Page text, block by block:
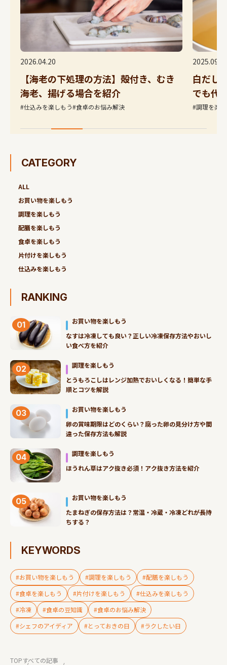
2026.04.20
【海老の下処理の方法】殻付き、むき
海老、揚げる場合を紹介
#仕込みを楽しもう#食卓のお悩み解決
2025.09.22
白だし
でも代
#調理を楽し
CATEGORY
ALL
お買い物を楽しもう
調理を楽しもう
配膳を楽しもう
食卓を楽しもう
片付けを楽しもう
仕込みを楽しもう
RANKING
01
お買い物を楽しもう
なすは冷凍しても良い？正しい冷凍保存方法やおいし
い食べ方を紹介
02
調理を楽しもう
とうもろこしはレンジ加熱でおいしくなる！簡単な手
順とコツを解説
03
お買い物を楽しもう
卵の賞味期限はどのくらい？腐った卵の見分け方や間
違った保存方法も解説
04
調理を楽しもう
ほうれん草はアク抜き必須！アク抜き方法を紹介
05
お買い物を楽しもう
たまねぎの保存方法は？常温・冷蔵・冷凍どれが長持
ちする？
KEYWORDS
#お買い物を楽しもう #調理を楽しもう
#配膳を楽しもう
#食卓を楽しもう
#片付けを楽しもう
#仕込みを楽しもう
#冷凍
#食卓の豆知識
#食卓のお悩み解決
#シェフのアイディア
#とっておきの日 #ラクしたい日
TOPすべての記事